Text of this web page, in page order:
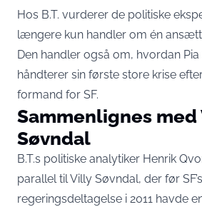
Hos B.T. vurderer de politiske
længere kun handler om én
Den handler også om, hvordan Pia
håndterer sin første store krise
formand for SF.
Sammenlignes med
Søvndal
B.T.s politiske analytiker Henrik
parallel til Villy Søvndal, der før SF’s
regeringsdeltagelse i 2011 havde